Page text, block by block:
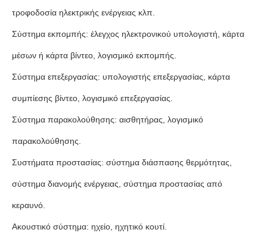
τροφοδοσία ηλεκτρικής ενέργειας κλπ.
Σύστημα εκπομπής: έλεγχος ηλεκτρονικού υπολογιστή, κάρτα
μέσων ή κάρτα βίντεο, λογισμικό εκπομπής.
Σύστημα επεξεργασίας: υπολογιστής επεξεργασίας, κάρτα
συμπίεσης βίντεο, λογισμικό επεξεργασίας.
Σύστημα παρακολούθησης: αισθητήρας, λογισμικό
παρακολούθησης.
Συστήματα προστασίας: σύστημα διάσπασης θερμότητας,
σύστημα διανομής ενέργειας, σύστημα προστασίας από
κεραυνό.
Ακουστικό σύστημα: ηχείο, ηχητικό κουτί.